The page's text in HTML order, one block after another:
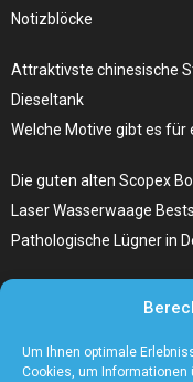
Um Ihnen optimale
Cookies, um Informationen
Notizblöcke
Attraktivste chinesische
Dieseltank
Welche Motive gibt es für
Die guten alten Scopex
Laser Wasserwaage
Pathologische Lügner in
Die Kunst, Handbücher zu
Wieso ein